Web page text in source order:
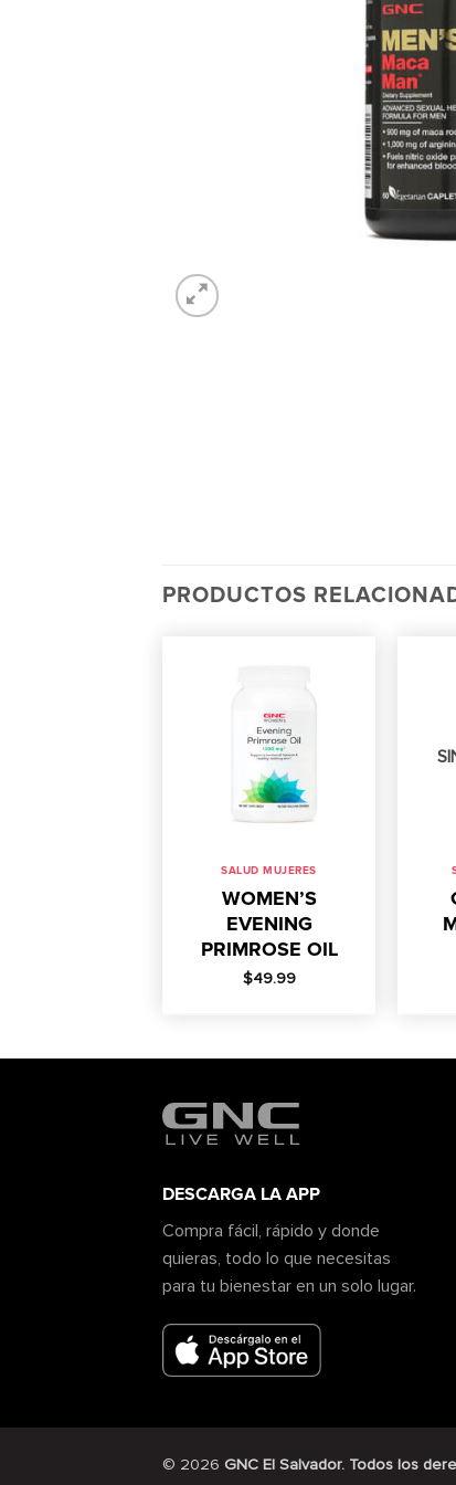
PRODUCTOS
SALUD MUJERES
WOMEN’S
EVENING
PRIMROSE OIL
$49.99
DESCARGA LA APP
Compra fácil, rápido y donde
quieras, todo lo que necesitas
para tu bienestar en un solo lugar.
© 2026 GNC El Salvador. Todos los